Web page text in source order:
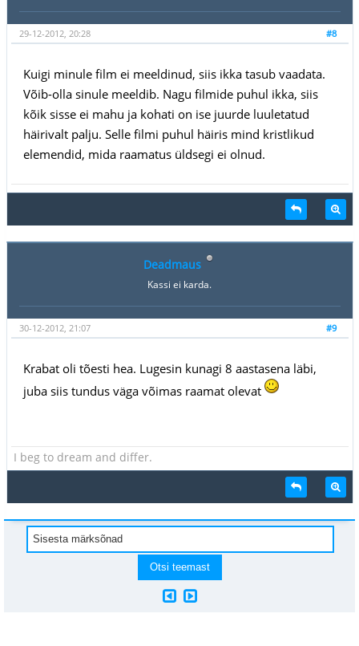
#8
29-12-2012, 20:28
Kuigi minule film ei meeldinud, siis ikka tasub vaadata.
Võib-olla sinule meeldib. Nagu filmide puhul ikka, siis
kõik sisse ei mahu ja kohati on ise juurde luuletatud
häirivalt palju. Selle filmi puhul häiris mind kristlikud
elemendid, mida raamatus üldsegi ei olnud.
Deadmaus
Kassi ei karda.
#9
30-12-2012, 21:07
Krabat oli tõesti hea. Lugesin kunagi 8 aastasena läbi,
juba siis tundus väga võimas raamat olevat
I beg to dream and differ.